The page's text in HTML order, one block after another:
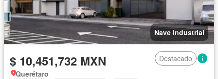
Nave Industrial
$ 10,451,732 MXN
Destacado
Querétaro